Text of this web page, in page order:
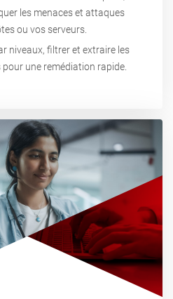
les menaces et attaques
ou vos serveurs.
niveaux, filtrer et extraire les
une remédiation rapide.